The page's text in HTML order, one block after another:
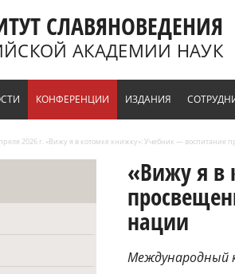
СЛАВЯНОВЕДЕНИЯ
АКАДЕМИИ НАУК
КОНФЕРЕНЦИИ ИЗДАНИЯ
2026 г. «Вижу я в котомке книжку»: Учебник —
«Вижу я в
нации
Международный